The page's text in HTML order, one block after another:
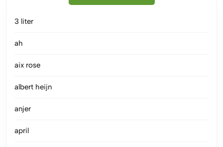
3 liter
ah
aix rose
albert heijn
anjer
april